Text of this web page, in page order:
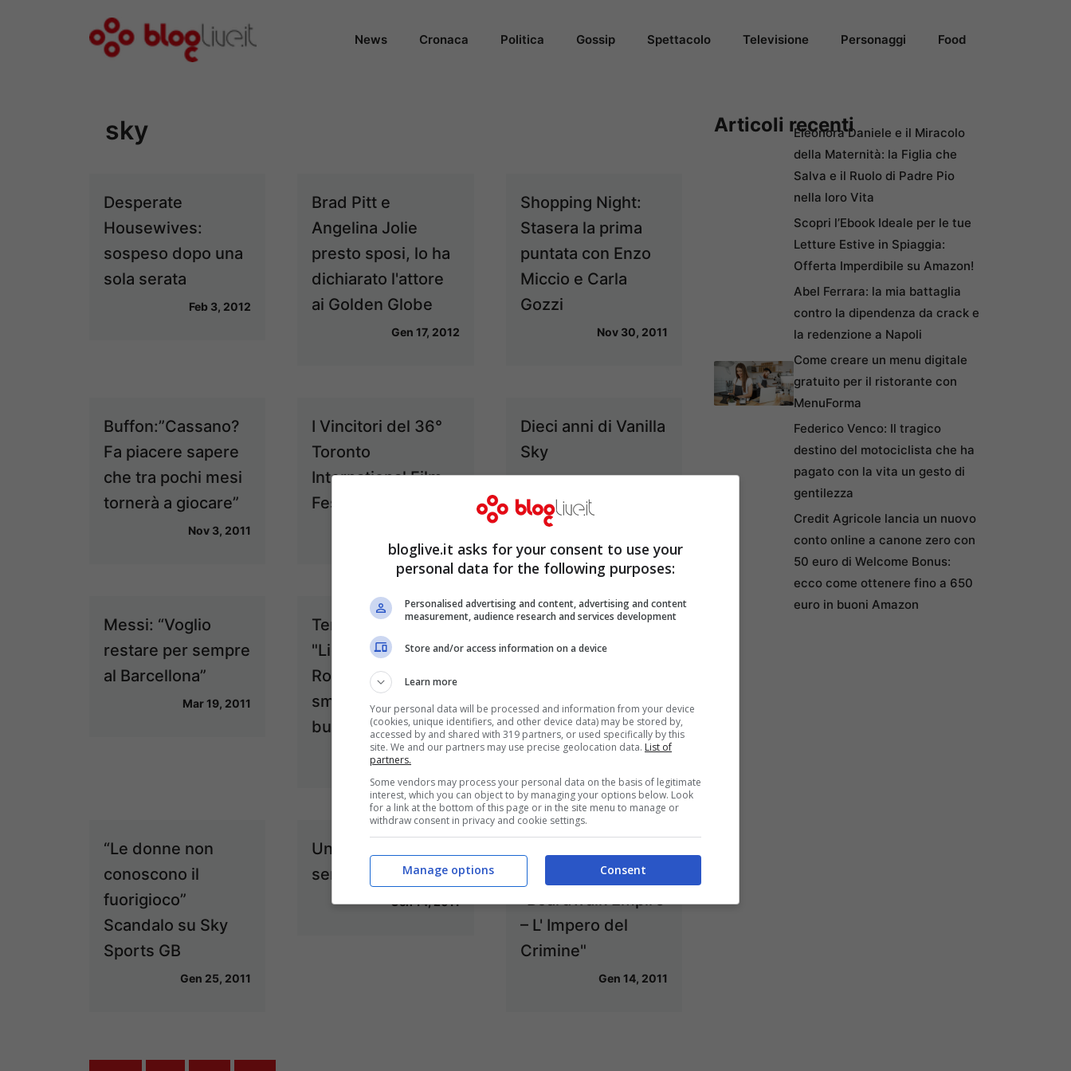
News Cronaca Politica Gossip Spettacolo Televisione Personaggi Food
sky
Desperate
Housewives:
sospeso dopo una
sola serata
Feb 3, 2012
Brad Pitt e
Angelina Jolie
presto sposi, lo ha
dichiarato l'attore
ai Golden Globe
Gen 17, 2012
Shopping Night:
Stasera la prima
puntata con Enzo
Miccio e Carla
Gozzi
Nov 30, 2011
Buffon:”Cassano?
Fa piacere sapere
che tra pochi mesi
tornerà a giocare”
Nov 3, 2011
I Vincitori del 36°
Toronto
International Film
Festival
Dieci anni di Vanilla
Sky
Mag 24, 2011
Messi: “Voglio
restare per sempre
al Barcellona”
Mar 19, 2011
Terza Stagione di
"Lie To Me": Tim
Roth continua a
smascherare i
bugiardi
Mar 14, 2011
Il ritorno dell'
infermiera Jackie
Mar 3, 2011
“Le donne non
conoscono il
fuorigioco”
Scandalo su Sky
Sports GB
Gen 25, 2011
Un Reality per la
serie TV "Glee"
Gen 14, 2011
Cinema 1 HD
"Boardwalk Empire
– L' Impero del
Crimine"
Gen 14, 2011
Articoli recentiEleonora Daniele e il Miracolo
della Maternità: la Figlia che
Salva e il Ruolo di Padre Pio
nella loro Vita
Scopri l’Ebook Ideale per le tue
Letture Estive in Spiaggia:
Offerta Imperdibile su Amazon!
Abel Ferrara: la mia battaglia
contro la dipendenza da crack e
la redenzione a Napoli
Come creare un menu digitale
gratuito per il ristorante con
MenuForma
Federico Venco: Il tragico
destino del motociclista che ha
pagato con la vita un gesto di
gentilezza
Credit Agricole lancia un nuovo
conto online a canone zero con
50 euro di Welcome Bonus:
ecco come ottenere fino a 650
euro in buoni Amazon
bloglive.it asks for your consent to use your
personal data for the following purposes:
Personalised advertising and content, advertising and content
measurement, audience research and services development
Store and/or access information on a device
Learn more
Your personal data will be processed and information from your device
(cookies, unique identifiers, and other device data) may be stored by,
accessed by and shared with 319 partners, or used specifically by this
site. We and our partners may use precise geolocation data. List of
partners.
Some vendors may process your personal data on the basis of legitimate
interest, which you can object to by managing your options below. Look
for a link at the bottom of this page or in the site menu to manage or
withdraw consent in privacy and cookie settings.
Consent
Manage options